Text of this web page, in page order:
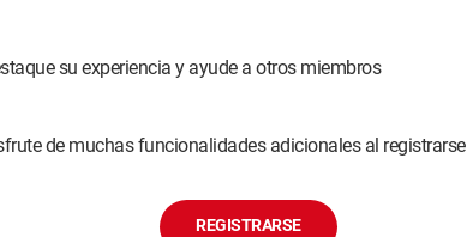
su experiencia y ayude a otros miembros
de muchas funcionalidades adicionales al registrarse
REGISTRARSE